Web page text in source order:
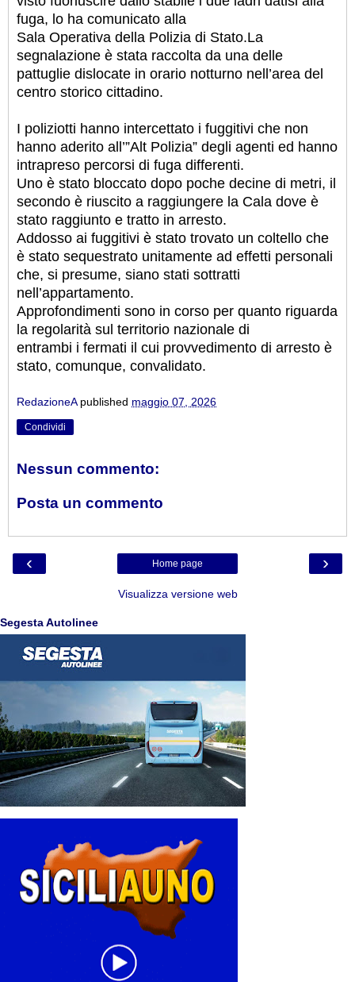
fuga, lo ha comunicato alla
Sala Operativa della Polizia di Stato.La
segnalazione è stata raccolta da una delle
pattuglie dislocate in orario notturno nell’area del
centro storico cittadino.
I poliziotti hanno intercettato i fuggitivi che non
hanno aderito all’”Alt Polizia” degli agenti ed hanno
intrapreso percorsi di fuga differenti.
Uno è stato bloccato dopo poche decine di metri, il
secondo è riuscito a raggiungere la Cala dove è
stato raggiunto e tratto in arresto.
Addosso ai fuggitivi è stato trovato un coltello che
è stato sequestrato unitamente ad effetti personali
che, si presume, siano stati sottratti
nell’appartamento.
Approfondimenti sono in corso per quanto riguarda
la regolarità sul territorio nazionale di
entrambi i fermati il cui provvedimento di arresto è
stato, comunque, convalidato.
RedazioneA published maggio 07, 2026
Condividi
Nessun commento:
Posta un commento
‹ ›
Home page
Visualizza versione web
Segesta Autolinee